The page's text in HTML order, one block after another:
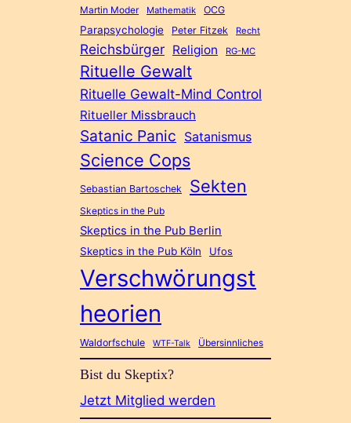
Martin Moder Mathematik OCG
Parapsychologie Peter Fitzek Recht
Reichsbürger Religion RG-MC
Rituelle Gewalt
Rituelle Gewalt-Mind Control
Ritueller Missbrauch
Satanic Panic Satanismus
Science Cops
Sebastian Bartoschek Sekten
Skeptics in the Pub
Skeptics in the Pub Berlin
Skeptics in the Pub Köln Ufos
Verschwörungst
heorien
Waldorfschule WTF-Talk Übersinnliches
Bist du Skeptix?
Jetzt Mitglied werden